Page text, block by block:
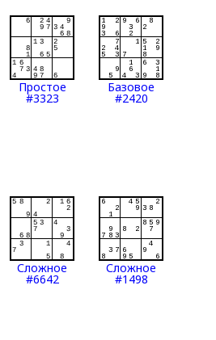
Простое
#3323
Базовое
#2420
Сложное
#6642
Сложное
#1498